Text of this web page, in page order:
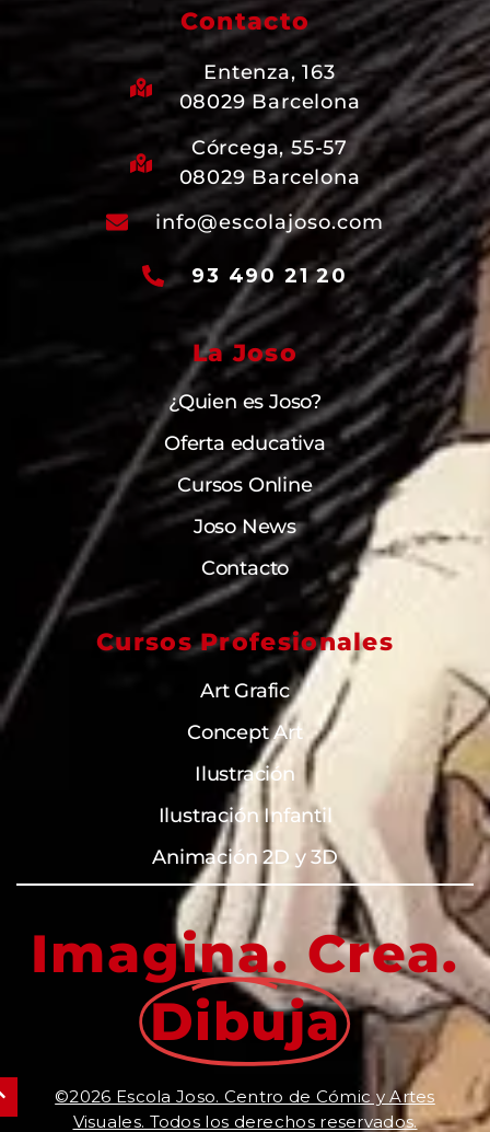
Contacto
Entenza, 163
08029 Barcelona
Córcega, 55-57
08029 Barcelona
info@escolajoso.com
93 490 21 20
La Joso
¿Quien es Joso?
Oferta educativa
Cursos Online
Joso News
Contacto
Cursos Profesionales
Art Grafic
Concept Art
Ilustración
Ilustración Infantil
Animación 2D y 3D
Imagina. Crea.
Dibuja
©2026 Escola Joso. Centro de Cómic y Artes
Visuales. Todos los derechos reservados.